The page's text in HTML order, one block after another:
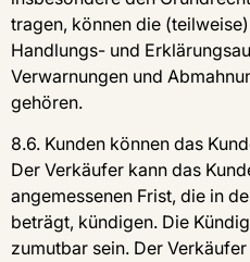
tragen, können die
Handlungs- und
Verwarnungen und
gehören.
8.6. Kunden können das
Der Verkäufer kann das
angemessenen Frist, die in
beträgt, kündigen. Die
zumutbar sein. Der